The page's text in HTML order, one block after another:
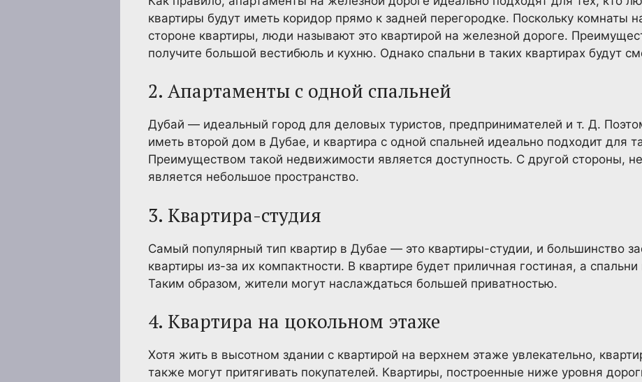
квартиры будут иметь коридор прямо к задней перегородке. Поскольку комнаты
стороне квартиры, люди называют это квартирой на железной дороге.
получите большой вестибюль и кухню. Однако спальни в таких квартирах будут
2. Апартаменты с одной спальней
Дубай — идеальный город для деловых туристов, предпринимателей и т. Д.
иметь второй дом в Дубае, и квартира с одной спальней идеально подходит для
Преимуществом такой недвижимости является доступность. С другой стороны,
является небольшое пространство.
3. Квартира-студия
Самый популярный тип квартир в Дубае — это квартиры-студии, и большинство
квартиры из-за их компактности. В квартире будет приличная гостиная, а
Таким образом, жители могут наслаждаться большей приватностью.
4. Квартира на цокольном этаже
Хотя жить в высотном здании с квартирой на верхнем этаже увлекательно,
также могут притягивать покупателей. Квартиры, построенные ниже уровня